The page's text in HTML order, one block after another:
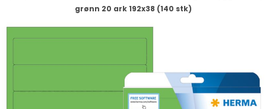
grønn 20 ark 192x38 (140 stk)